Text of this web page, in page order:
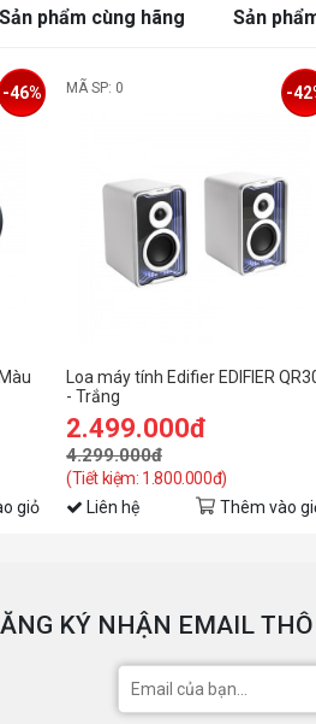
Sản phẩm cùng hãng Sản
-46%
giỏ
MÃ SP: 0
Loa máy tính Edifier EDIFIER
- Trắng
2.499.000đ
4.299.000đ
(Tiết kiệm: 1.800.000đ)
-
Liên hệ Thêm vào
KÝ NHẬN EMAIL